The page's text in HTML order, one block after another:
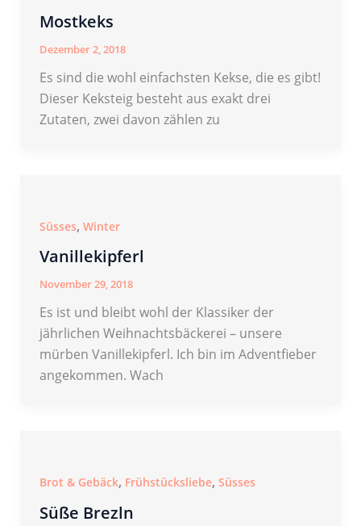
Mostkeks
Dezember 2, 2018
Es sind die wohl einfachsten Kekse, die es gibt!
Dieser Keksteig besteht aus exakt drei
Zutaten, zwei davon zählen zu
Süsses, Winter
Vanillekipferl
November 29, 2018
Es ist und bleibt wohl der Klassiker der
jährlichen Weihnachtsbäckerei – unsere
mürben Vanillekipferl. Ich bin im Adventfieber
angekommen. Wach
Brot & Gebäck, Frühstücksliebe, Süsses
Süße Brezln